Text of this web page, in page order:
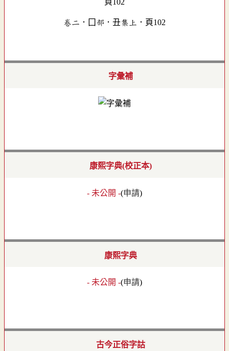
卷二．囗部．丑集上．頁102
字彙補
康熙字典(校正本)
- 未公開 -(申請)
康熙字典
- 未公開 -(申請)
古今正俗字詁